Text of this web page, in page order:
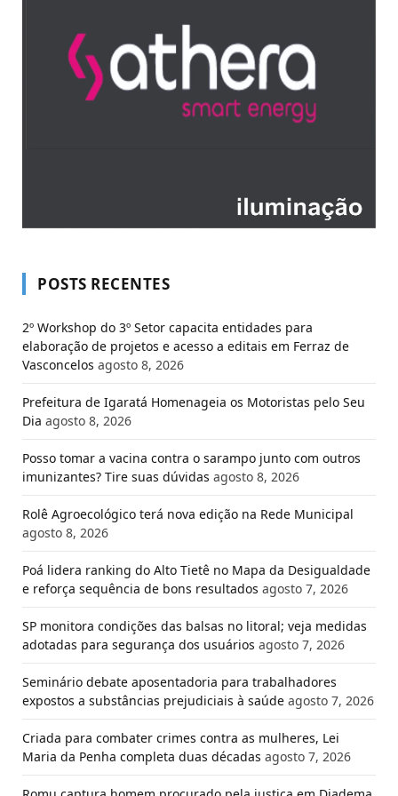
POSTS RECENTES
2º Workshop do 3º Setor capacita entidades para
elaboração de projetos e acesso a editais em Ferraz de
Vasconcelos agosto 8, 2026
Prefeitura de Igaratá Homenageia os Motoristas pelo Seu
Dia agosto 8, 2026
Posso tomar a vacina contra o sarampo junto com outros
imunizantes? Tire suas dúvidas agosto 8, 2026
Rolê Agroecológico terá nova edição na Rede Municipal
agosto 8, 2026
Poá lidera ranking do Alto Tietê no Mapa da Desigualdade
e reforça sequência de bons resultados agosto 7, 2026
SP monitora condições das balsas no litoral; veja medidas
adotadas para segurança dos usuários agosto 7, 2026
Seminário debate aposentadoria para trabalhadores
expostos a substâncias prejudiciais à saúde agosto 7, 2026
Criada para combater crimes contra as mulheres, Lei
Maria da Penha completa duas décadas agosto 7, 2026